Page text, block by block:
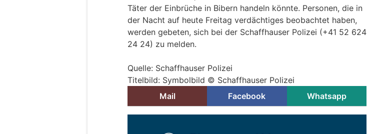
Täter der Einbrüche in Bibern handeln könnte. Personen, die in
der Nacht auf heute Freitag verdächtiges beobachtet haben,
werden gebeten, sich bei der Schaffhauser Polizei (+41 52 624
24 24) zu melden.
Quelle: Schaffhauser Polizei
Titelbild: Symbolbild © Schaffhauser Polizei
Mail
Facebook Whatsapp